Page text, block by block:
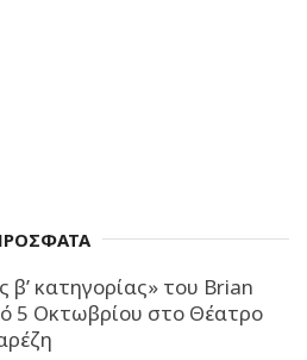
β’ κατηγορίας» του Brian
5 Οκτωβρίου στο Θέατρο